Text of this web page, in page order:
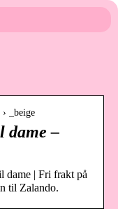
_beige
dame –
dame | Fri frakt på
til Zalando.